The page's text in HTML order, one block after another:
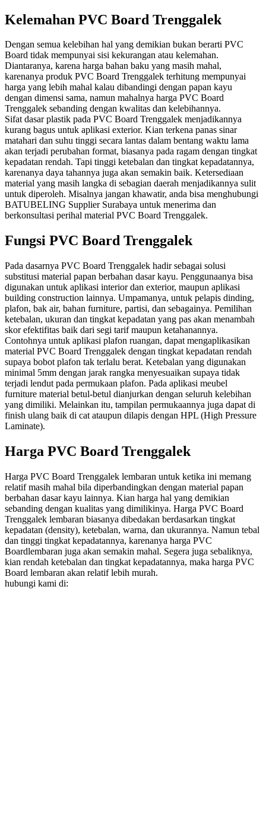
Kelemahan PVC Board Trenggalek
Dengan semua kelebihan hal yang demikian bukan berarti PVC
Board tidak mempunyai sisi kekurangan atau kelemahan.
Diantaranya, karena harga bahan baku yang masih mahal,
karenanya produk PVC Board Trenggalek terhitung mempunyai
harga yang lebih mahal kalau dibandingi dengan papan kayu
dengan dimensi sama, namun mahalnya harga PVC Board
Trenggalek sebanding dengan kwalitas dan kelebihannya.
Sifat dasar plastik pada PVC Board Trenggalek menjadikannya
kurang bagus untuk aplikasi exterior. Kian terkena panas sinar
matahari dan suhu tinggi secara lantas dalam bentang waktu lama
akan terjadi perubahan format, biasanya pada ragam dengan tingkat
kepadatan rendah. Tapi tinggi ketebalan dan tingkat kepadatannya,
karenanya daya tahannya juga akan semakin baik. Ketersediaan
material yang masih langka di sebagian daerah menjadikannya sulit
untuk diperoleh. Misalnya jangan khawatir, anda bisa menghubungi
BATUBELING Supplier Surabaya untuk menerima dan
berkonsultasi perihal material PVC Board Trenggalek.
Fungsi PVC Board Trenggalek
Pada dasarnya PVC Board Trenggalek hadir sebagai solusi
substitusi material papan berbahan dasar kayu. Penggunaanya bisa
digunakan untuk aplikasi interior dan exterior, maupun aplikasi
building construction lainnya. Umpamanya, untuk pelapis dinding,
plafon, bak air, bahan furniture, partisi, dan sebagainya. Pemilihan
ketebalan, ukuran dan tingkat kepadatan yang pas akan menambah
skor efektifitas baik dari segi tarif maupun ketahanannya.
Contohnya untuk aplikasi plafon ruangan, dapat mengaplikasikan
material PVC Board Trenggalek dengan tingkat kepadatan rendah
supaya bobot plafon tak terlalu berat. Ketebalan yang digunakan
minimal 5mm dengan jarak rangka menyesuaikan supaya tidak
terjadi lendut pada permukaan plafon. Pada aplikasi meubel
furniture material betul-betul dianjurkan dengan seluruh kelebihan
yang dimiliki. Melainkan itu, tampilan permukaannya juga dapat di
finish ulang baik di cat ataupun dilapis dengan HPL (High Pressure
Laminate).
Harga PVC Board Trenggalek
Harga PVC Board Trenggalek lembaran untuk ketika ini memang
relatif masih mahal bila diperbandingkan dengan material papan
berbahan dasar kayu lainnya. Kian harga hal yang demikian
sebanding dengan kualitas yang dimilikinya. Harga PVC Board
Trenggalek lembaran biasanya dibedakan berdasarkan tingkat
kepadatan (density), ketebalan, warna, dan ukurannya. Namun tebal
dan tinggi tingkat kepadatannya, karenanya harga PVC
Boardlembaran juga akan semakin mahal. Segera juga sebaliknya,
kian rendah ketebalan dan tingkat kepadatannya, maka harga PVC
Board lembaran akan relatif lebih murah.
hubungi kami di: